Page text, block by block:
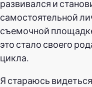
развивался и
самостоятельной
съемочной
это стало своего
цикла.
Я стараюсь